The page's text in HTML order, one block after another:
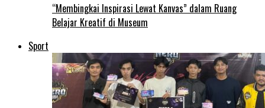
“Membingkai Inspirasi Lewat Kanvas” dalam Ruang
Belajar Kreatif di Museum
Sport